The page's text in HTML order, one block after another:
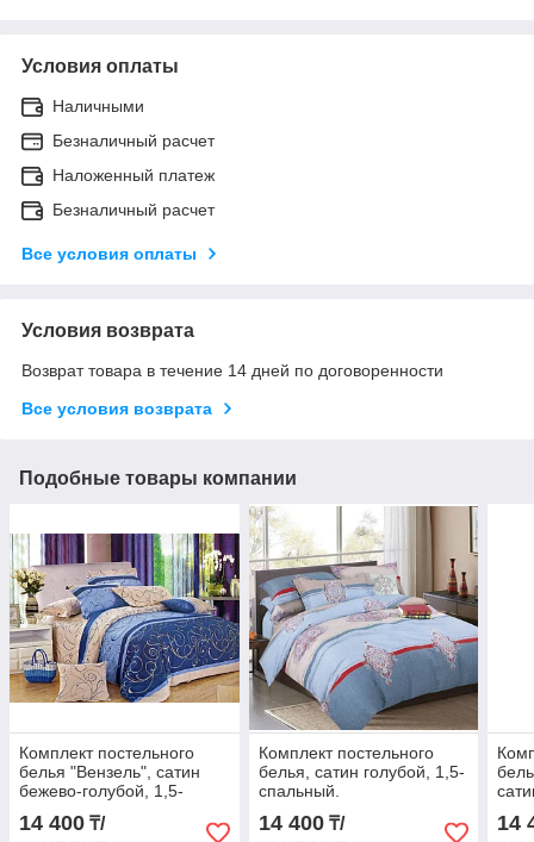
Условия оплаты
Наличными
Безналичный расчет
Наложенный платеж
Безналичный расчет
Все условия оплаты
Условия возврата
Возврат товара в течение 14 дней по договоренности
Все условия возврата
Подобные товары компании
Комплект постельного
белья "Вензель", сатин
бежево-голубой, 1,5-
спальный.
14 400 ₸/
Комплект постельного
белья, сатин голубой, 1,5-
спальный.
14 400₸/
14